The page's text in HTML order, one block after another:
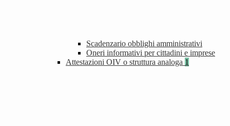
Scadenzario obblighi amministrativi
Oneri informativi per cittadini e imprese
Attestazioni OIV o struttura analoga 1